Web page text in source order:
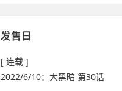
发售日
[ 连载 ]
2022/6/10：大黑暗 第30话